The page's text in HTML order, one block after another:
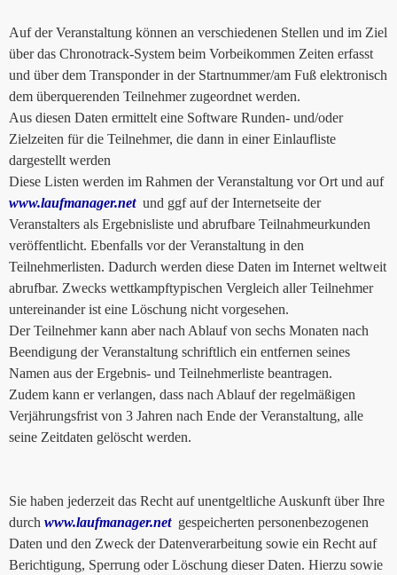
Auf der Veranstaltung können an verschiedenen Stellen und im Ziel
über das Chronotrack-System beim Vorbeikommen Zeiten erfasst
und über dem Transponder in der Startnummer/am Fuß elektronisch
dem überquerenden Teilnehmer zugeordnet werden.
Aus diesen Daten ermittelt eine Software Runden- und/oder
Zielzeiten für die Teilnehmer, die dann in einer Einlaufliste
dargestellt werden
Diese Listen werden im Rahmen der Veranstaltung vor Ort und auf
www.laufmanager.netund ggf auf der Internetseite der
Veranstalters als Ergebnisliste und abrufbare Teilnahmeurkunden
veröffentlicht. Ebenfalls vor der Veranstaltung in den
Teilnehmerlisten. Dadurch werden diese Daten im Internet weltweit
abrufbar. Zwecks wettkampftypischen Vergleich aller Teilnehmer
untereinander ist eine Löschung nicht vorgesehen.
Der Teilnehmer kann aber nach Ablauf von sechs Monaten nach
Beendigung der Veranstaltung schriftlich ein entfernen seines
Namen aus der Ergebnis- und Teilnehmerliste beantragen.
Zudem kann er verlangen, dass nach Ablauf der regelmäßigen
Verjährungsfrist von 3 Jahren nach Ende der Veranstaltung, alle
seine Zeitdaten gelöscht werden.
Sie haben jederzeit das Recht auf unentgeltliche Auskunft über Ihre
durch www.laufmanager.netgespeicherten personenbezogenen
Daten und den Zweck der Datenverarbeitung sowie ein Recht auf
Berichtigung, Sperrung oder Löschung dieser Daten. Hierzu sowie